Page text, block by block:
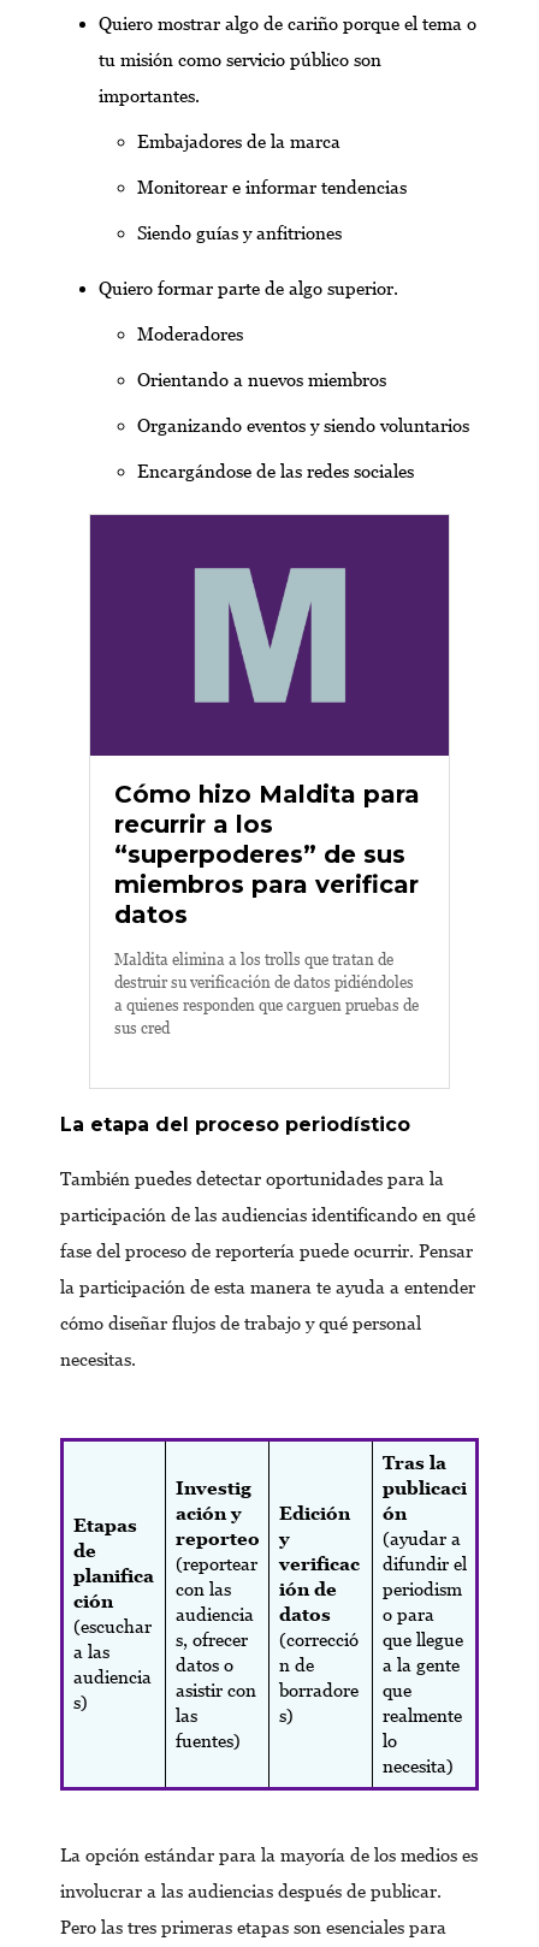
Quiero mostrar algo de cariño porque el tema o
tu misión como servicio público son
importantes.
Embajadores de la marca
Monitorear e informar tendencias
Siendo guías y anfitriones
Quiero formar parte de algo superior.
Moderadores
Orientando a nuevos miembros
Organizando eventos y siendo voluntarios
Encargándose de las redes sociales
Cómo hizo Maldita para
recurrir a los
“superpoderes” de sus
miembros para verificar
datos
Maldita elimina a los trolls que tratan de
destruir su verificación de datos pidiéndoles
a quienes responden que carguen pruebas de
sus cred
La etapa del proceso periodístico
También puedes detectar oportunidades para la
participación de las audiencias identificando en qué
fase del proceso de reportería puede ocurrir. Pensar
la participación de esta manera te ayuda a entender
cómo diseñar flujos de trabajo y qué personal
necesitas.
Etapas
de
planifica
ción
(escuchar
a las
audiencia
s)
Investig
ación y
reporteo
(reportear
con las
audiencia
s, ofrecer
datos o
asistir con
las
fuentes)
Edición
y
verificac
ión de
datos
(correcció
n de
borradore
s)
Tras la
publicaci
ón
(ayudar a
difundir el
periodism
o para
que llegue
a la gente
que
realmente
lo
necesita)
La opción estándar para la mayoría de los medios es
involucrar a las audiencias después de publicar.
Pero las tres primeras etapas son esenciales para